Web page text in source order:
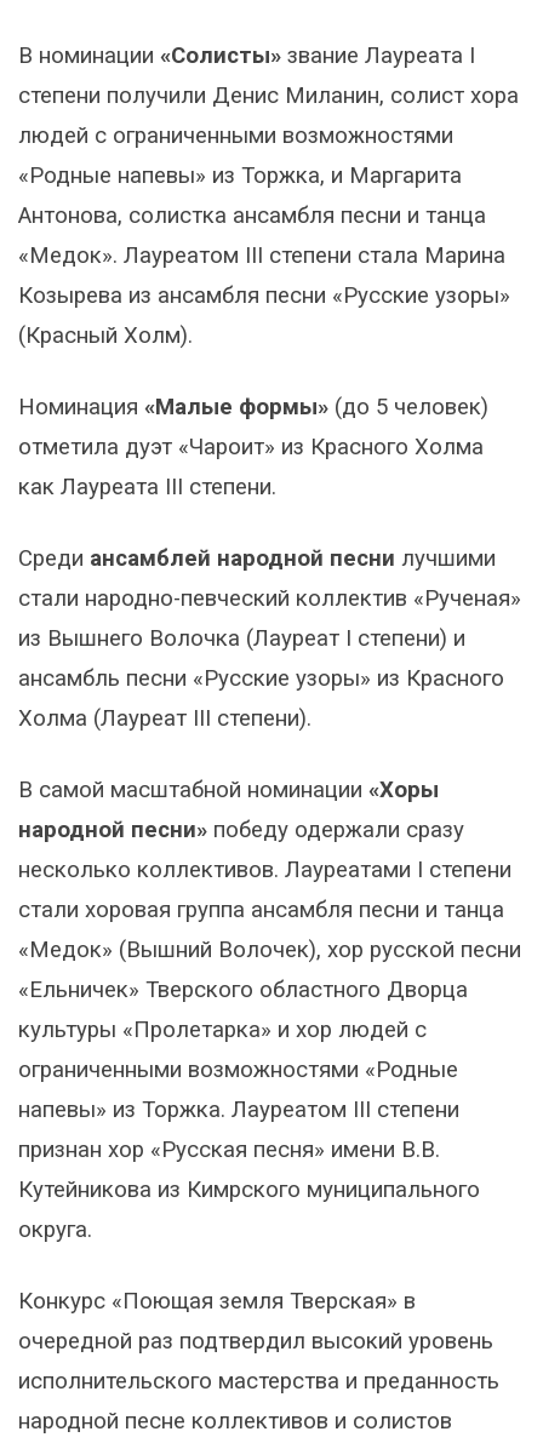
В номинации «Солисты» звание Лауреата I
степени получили Денис Миланин, солист хора
людей с ограниченными возможностями
«Родные напевы» из Торжка, и Маргарита
Антонова, солистка ансамбля песни и танца
«Медок». Лауреатом III степени стала Марина
Козырева из ансамбля песни «Русские узоры»
(Красный Холм).
Номинация «Малые формы» (до 5 человек)
отметила дуэт «Чароит» из Красного Холма
как Лауреата III степени.
Среди ансамблей народной песни лучшими
стали народно-певческий коллектив «Рученая»
из Вышнего Волочка (Лауреат I степени) и
ансамбль песни «Русские узоры» из Красного
Холма (Лауреат III степени).
В самой масштабной номинации «Хоры
народной песни» победу одержали сразу
несколько коллективов. Лауреатами I степени
стали хоровая группа ансамбля песни и танца
«Медок» (Вышний Волочек), хор русской песни
«Ельничек» Тверского областного Дворца
культуры «Пролетарка» и хор людей с
ограниченными возможностями «Родные
напевы» из Торжка. Лауреатом III степени
признан хор «Русская песня» имени В.В.
Кутейникова из Кимрского муниципального
округа.
Конкурс «Поющая земля Тверская» в
очередной раз подтвердил высокий уровень
исполнительского мастерства и преданность
народной песне коллективов и солистов